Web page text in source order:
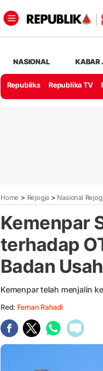
NASIONAL KABAR
Republika Republika TV
Home > Rejogja > Nasional
Kemenpar
terhadap
Badan
Kemenpar telah menjalin
Red: Fernan Rahadi